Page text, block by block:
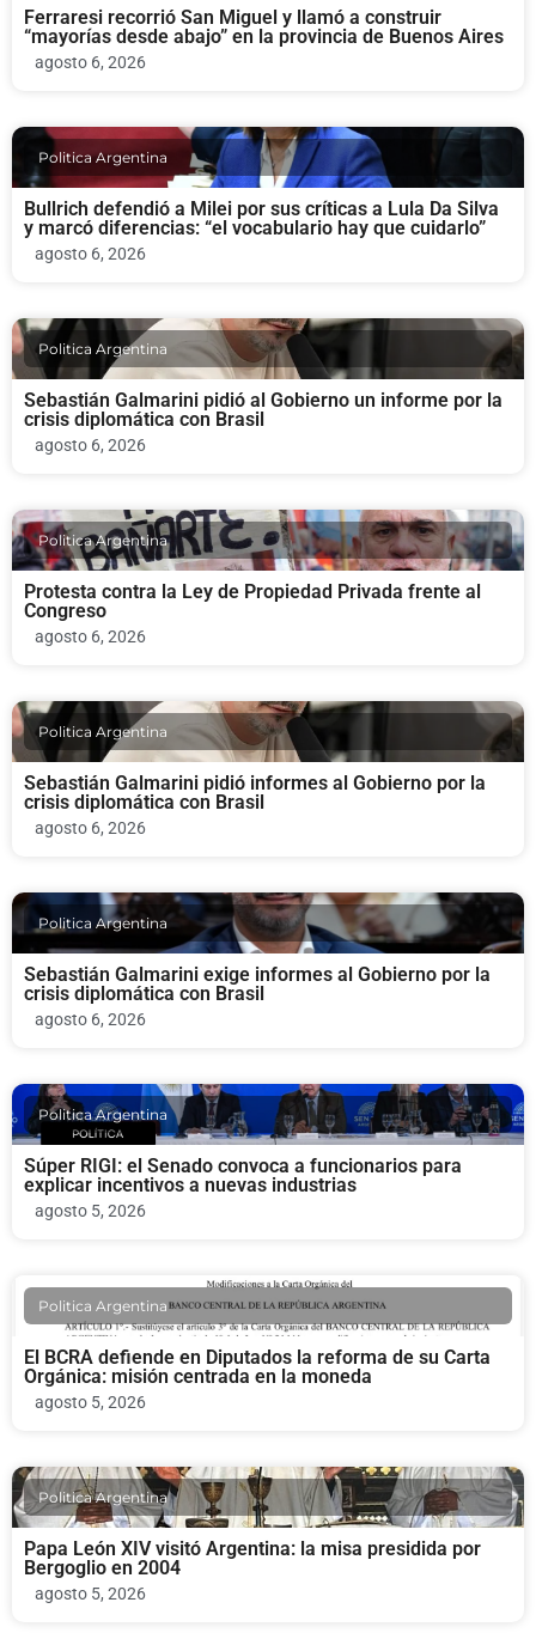
Ferraresi recorrió San Miguel y llamó a construir
“mayorías desde abajo” en la provincia de Buenos Aires
agosto 6, 2026
Politica Argentina
Bullrich defendió a Milei por sus críticas a Lula Da Silva
y marcó diferencias: “el vocabulario hay que cuidarlo”
agosto 6, 2026
Politica Argentina
Sebastián Galmarini pidió al Gobierno un informe por la
crisis diplomática con Brasil
agosto 6, 2026
Politica Argentina
Protesta contra la Ley de Propiedad Privada frente al
Congreso
agosto 6, 2026
Politica Argentina
Sebastián Galmarini pidió informes al Gobierno por la
crisis diplomática con Brasil
agosto 6, 2026
Politica Argentina
Sebastián Galmarini exige informes al Gobierno por la
crisis diplomática con Brasil
agosto 6, 2026
Politica Argentina
Súper RIGI: el Senado convoca a funcionarios para
explicar incentivos a nuevas industrias
agosto 5, 2026
Politica Argentina
El BCRA defiende en Diputados la reforma de su Carta
Orgánica: misión centrada en la moneda
agosto 5, 2026
Politica Argentina
Papa León XIV visitó Argentina: la misa presidida por
Bergoglio en 2004
agosto 5, 2026